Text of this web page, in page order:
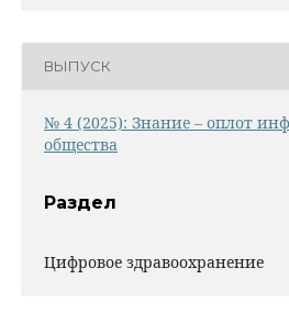
ВЫПУСК
№ 4 (2025): Знание – оплот
общества
Раздел
Цифровое здравоохранение